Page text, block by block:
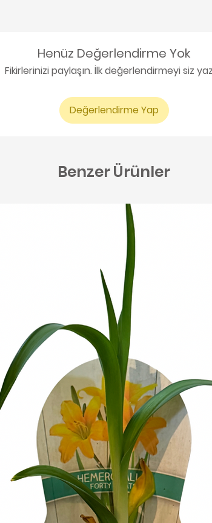
Henüz Değerlendirme Yok
Fikirlerinizi paylaşın. İlk değerlendirmeyi siz
Değerlendirme Yap
Benzer Ürünler